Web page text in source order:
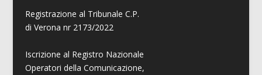
Registrazione al Tribunale C.P.
di Verona nr 2173/2022
Iscrizione al Registro Nazionale
Operatori della Comunicazione,